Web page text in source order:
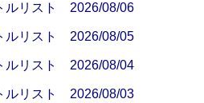
ルリスト 2026/08/06
ルリスト 2026/08/05
ルリスト 2026/08/04
ルリスト 2026/08/03